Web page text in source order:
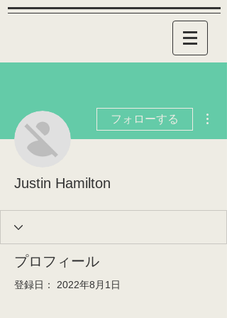
フォローする
Justin Hamilton
プロフィール
登録日： 2022年8月1日